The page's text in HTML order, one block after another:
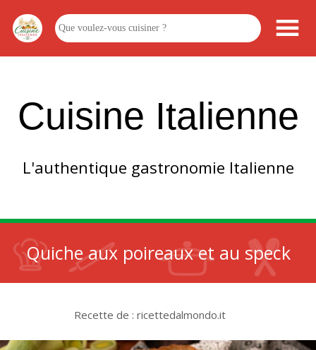
Cuisine Italienne
L'authentique gastronomie Italienne
Quiche aux poireaux et au speck
Recette de : ricettedalmondo.it